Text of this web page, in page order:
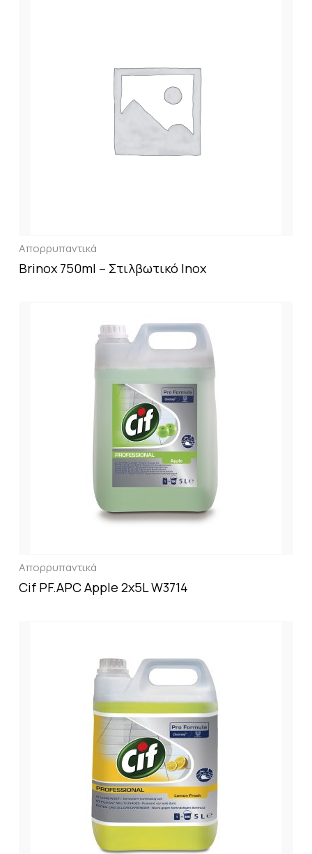
Απορρυπαντικά
Brinox 750ml – Στιλβωτικό Inox
Απορρυπαντικά
Cif PF.APC Apple 2x5L W3714